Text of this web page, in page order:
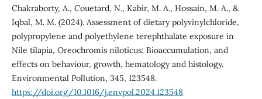
Chakraborty, A., Couetard, N., Kabir, M. A., Hossain, M. A., &
Iqbal, M. M. (2024). Assessment of dietary polyvinylchloride,
polypropylene and polyethylene terephthalate exposure in
Nile tilapia, Oreochromis niloticus: Bioaccumulation, and
effects on behaviour, growth, hematology and histology.
Environmental Pollution, 345, 123548.
https://doi.org/10.1016/j.envpol.2024.123548